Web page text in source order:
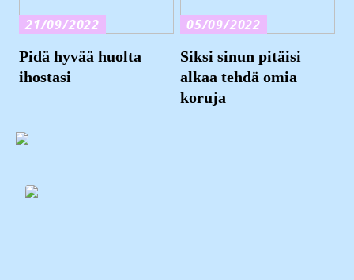
21/09/2022
Pidä hyvää huolta
ihostasi
05/09/2022
Siksi sinun pitäisi
alkaa tehdä omia
koruja